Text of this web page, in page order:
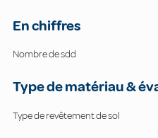
En chiffres
Nombre de sdd
Type de matériau &
Type de revêtement de sol